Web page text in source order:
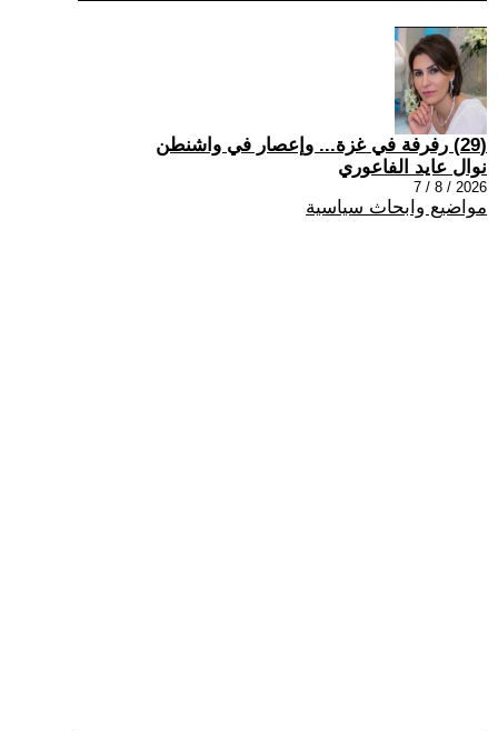
(29) رفرفة في غزة... وإعصار في واشنطن
نوال عايد الفاعوري
2026 / 8 / 7
مواضيع وابحاث سياسية